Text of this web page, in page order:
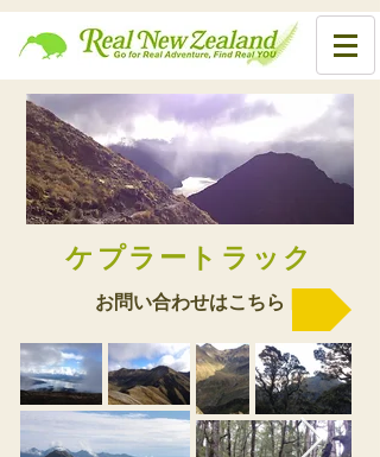
​ケプラートラック
お問い合わせはこちら